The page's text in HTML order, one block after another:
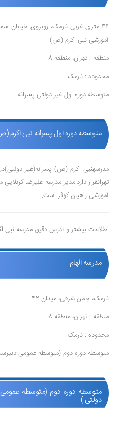
۴۶ متری غربی نارمک، روبروی
آموزشی نبی اکرم (ص)
منطقه : تهران، منطقه 8
محدوده : نارمک
متوسطه دوره اول غیر دولتی پسرانه
متوسطه دوره اول پسرانه نبی اکرم
تهرانقرار دارد.مدیر مدرسه علیرضا
آموزشی راهیان کوثر است.
اطلاعات بیشتر و آدرس دقیق مدرسه
مدرسه الهام
نارمک، چمن شرقی، میدان 42
منطقه : تهران، منطقه 8
محدوده : نارمک
متوسطه دوره دوم (متوسطه عمومی-
متوسطه دوره دوم (متوسطه عمومی-
دولتی )